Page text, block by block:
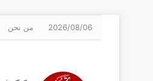
2026/08/06 من نحن